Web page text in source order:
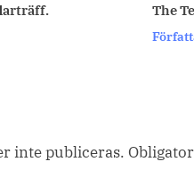
The
inte publiceras.